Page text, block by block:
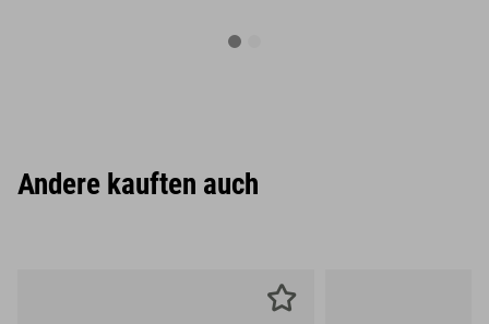
Andere kauften auch